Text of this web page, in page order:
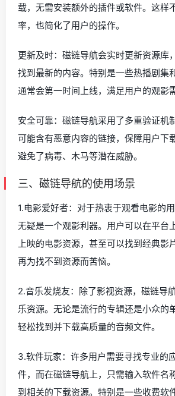
载，无需安装额外的插件或软件。这样
率，也简化了用户的操作。
更新及时：磁链导航会实时更新资源库
找到最新的内容。特别是一些热播剧集
通常会第一时间上线，满足用户的观影需
安全可靠：磁链导航采用了多重验证机
可能含有恶意内容的链接，保障用户下
避免了病毒、木马等潜在威胁。
三、磁链导航的使用场景
1.电影爱好者：对于热衷于观看电影的
无疑是一个观影利器。用户可以在平台
上映的电影资源，甚至可以找到经典影
再为找不到资源而苦恼。
2.音乐发烧友：除了影视资源，磁链导
乐资源。无论是流行的专辑还是小众的
轻松找到并下载高质量的音频文件。
3.软件玩家：许多用户需要寻找专业的
件，而在磁链导航上，只需输入软件名
到相关的下载资源。特别是一些收费软